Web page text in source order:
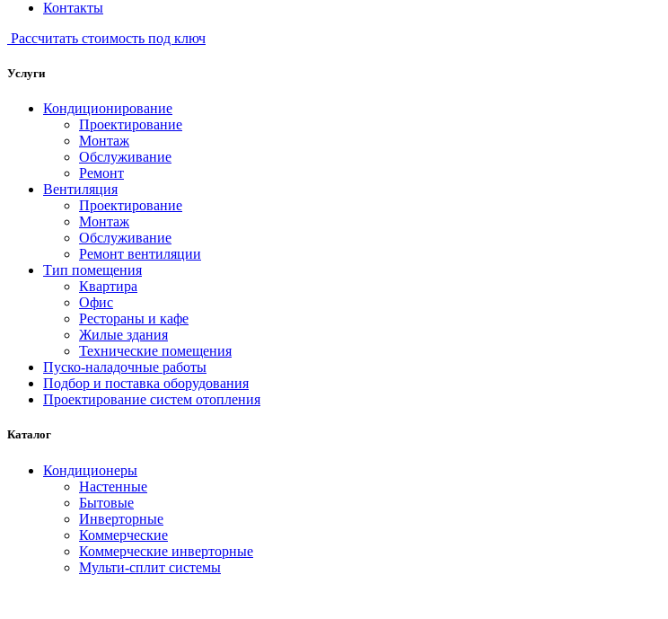
Контакты
Рассчитать стоимость под ключ
Услуги
Кондиционирование
Проектирование
Монтаж
Обслуживание
Ремонт
Вентиляция
Проектирование
Монтаж
Обслуживание
Ремонт вентиляции
Тип помещения
Квартира
Офис
Рестораны и кафе
Жилые здания
Технические помещения
Пуско-наладочные работы
Подбор и поставка оборудования
Проектирование систем отопления
Каталог
Кондиционеры
Настенные
Бытовые
Инверторные
Коммерческие
Коммерческие инверторные
Мульти-сплит системы